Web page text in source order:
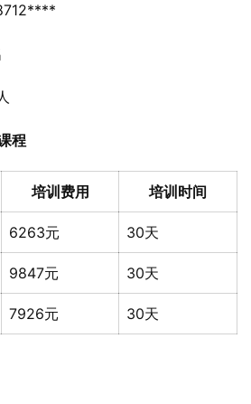
程
培训费用 培训时间
6263元 30天
9847元 30天
7926元 30天